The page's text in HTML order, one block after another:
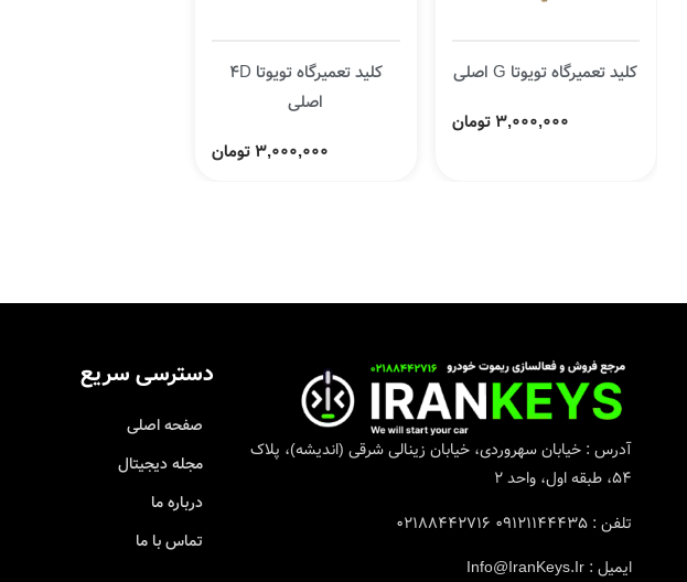
کلید تعمیرگاه تویوتا G اصلی
3,000,000 تومان
کلید تعمیرگاه تویوتا 4D
اصلی
3,000,000 تومان
آدرس : خیابان سهروردی، خیابان زینالی شرقی (اندیشه)، پلاک
۵۴، طبقه اول، واحد ۲
تلفن : ۰۹۱۲۱۱۴۴۴۳۵ ۰۲۱۸۸۴۴۲۷۱۶
ایمیل : Info@IranKeys.Ir
دسترسی سریع
صفحه اصلی
مجله دیجیتال
درباره ما
تماس با ما